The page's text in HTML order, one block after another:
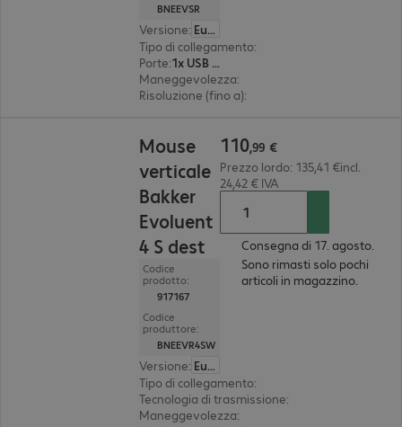
BNEEVSR
Versione:
Europa
Tipo di collegamento:
Porte:
1x USB Type A
Maneggevolezza:
Risoluzione (fino a):
Mouse
verticale
Bakker
Evoluent
4 S dest
Codice
prodotto:
917167
Codice
produttore:
BNEEVR4SW
Versione:
Europa
Tipo di collegamento:
Tecnologia di trasmissione:
Maneggevolezza:
110,99 €
Prezzo lordo: 135,41 €incl.
24,42 € IVA
Consegna di 17. agosto.
Sono rimasti solo pochi
articoli in magazzino.